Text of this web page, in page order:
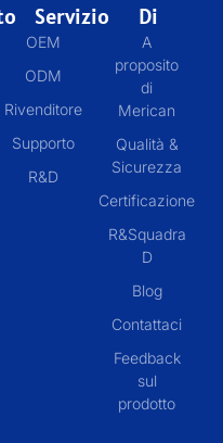
Servizio
OEM
ODM
Rivenditore
Supporto
R&D
Di
A
proposito
di
Merican
Qualità &
Sicurezza
Certificazione
R&Squadra
D
Blog
Contattaci
Feedback
sul
prodotto